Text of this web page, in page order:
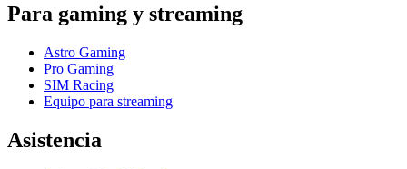
Para gaming y streaming
Astro Gaming
Pro Gaming
SIM Racing
Equipo para streaming
Asistencia